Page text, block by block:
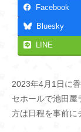
Facebook
Bluesky
LINE
2023年4月1日に
セホールで池田屋
方は日程を事前に